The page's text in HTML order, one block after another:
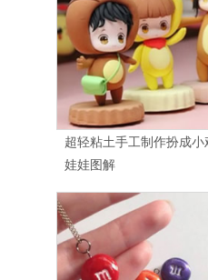
超轻粘土手工制作扮成小
娃娃图解